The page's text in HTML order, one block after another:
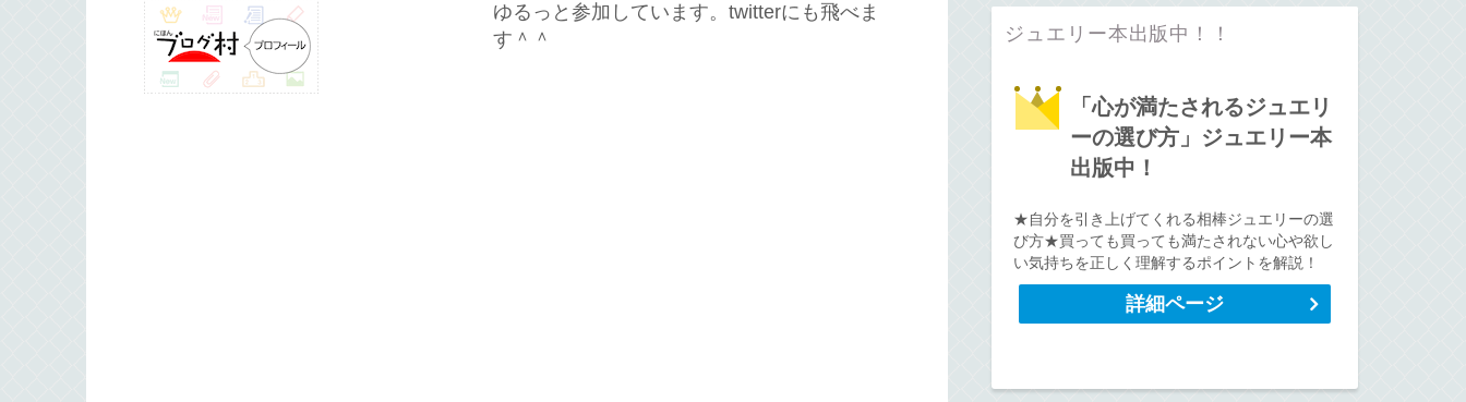
ゆるっと参加しています。twitterにも飛べま
す＾＾
ジュエリー本出版中！！
「心が満たされるジュエリ
ーの選び方」ジュエリー本
出版中！
★自分を引き上げてくれる相棒ジュエリーの選
び方★買っても買っても満たされない心や欲し
い気持ちを正しく理解するポイントを解説！
詳細ページ